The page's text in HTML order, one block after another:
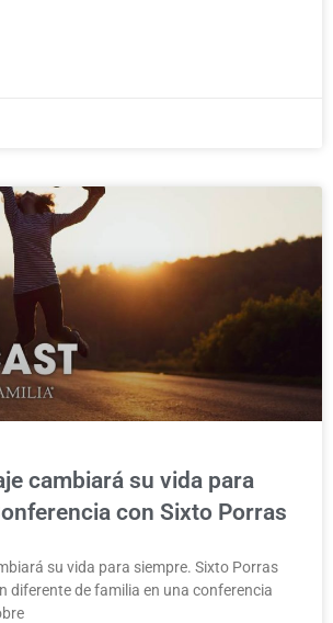
cambiará su vida para
con Sixto Porras
su vida para siempre. Sixto Porras
diferente de familia en una conferencia